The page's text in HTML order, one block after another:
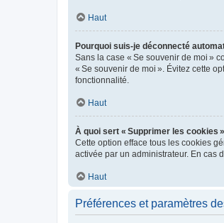
Haut
Pourquoi suis-je déconnecté
Sans la case « Se souvenir de moi »
« Se souvenir de moi ». Évitez cette
fonctionnalité.
Haut
À quoi sert « Supprimer les cookies
Cette option efface tous les cookies
activée par un administrateur. En cas
Haut
Préférences et paramètres